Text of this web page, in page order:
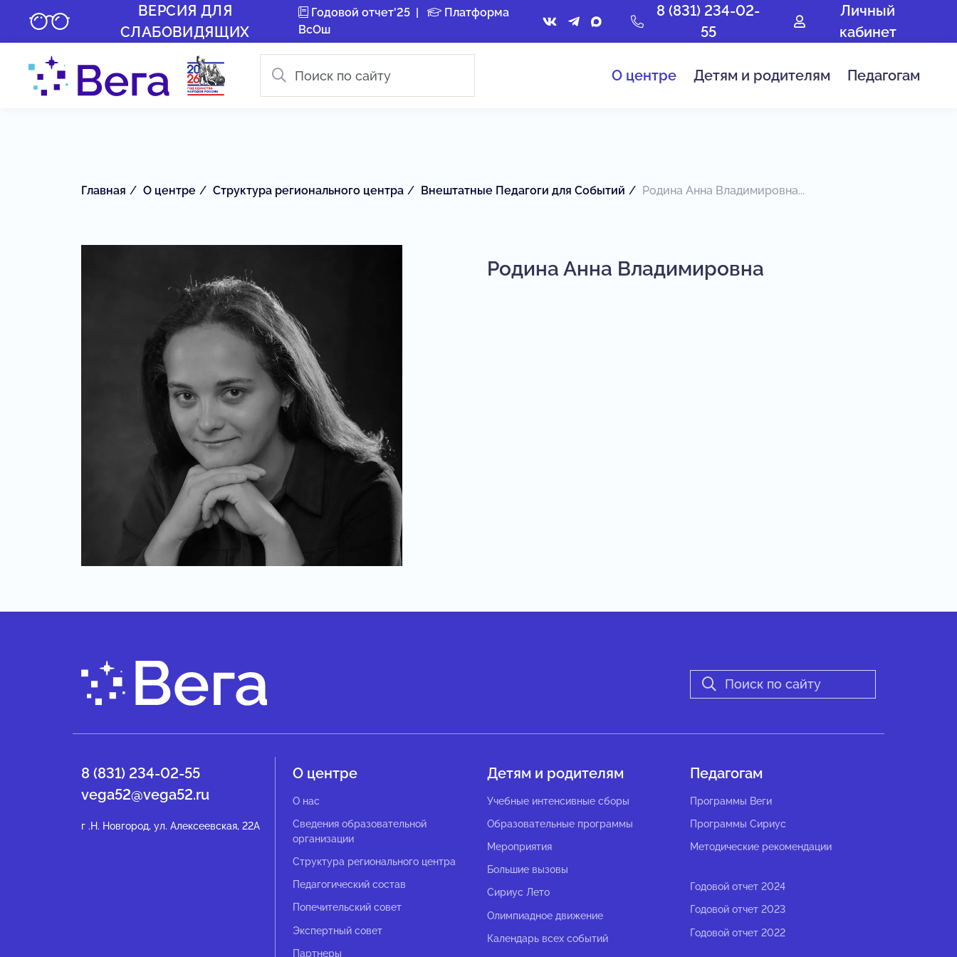
ВЕРСИЯ ДЛЯ
СЛАБОВИДЯЩИХ
Годовой отчет'25|
Платформа
ВсОш
8 (831) 234-02-
55
Личный
кабинет
О центре Детям и родителям Педагогам
Главная О центре Структура регионального центра Внештатные Педагоги для Событий Родина Анна Владимировна...
Родина Анна Владимировна
8 (831) 234-02-55
vega52@vega52.ru
г .Н. Новгород, ул. Алексеевская, 22А
О центре
О нас
Сведения образовательной
организации
Структура регионального центра
Педагогический состав
Попечительский совет
Экспертный совет
Партнеры
Детям и родителям
Учебные интенсивные сборы
Образовательные программы
Мероприятия
Большие вызовы
Сириус Лето
Олимпиадное движение
Календарь всех событий
Педагогам
Программы Веги
Программы Сириус
Методические рекомендации
Годовой отчет 2024
Годовой отчет 2023
Годовой отчет 2022